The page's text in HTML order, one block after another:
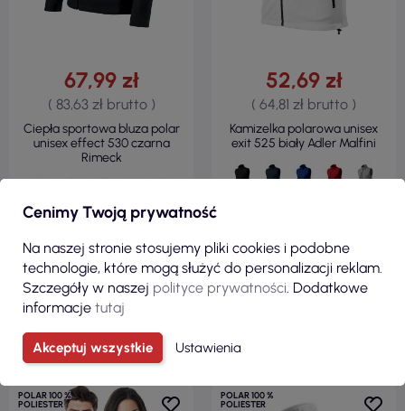
ZOBACZ
67,99 zł
( 83,63 zł brutto )
Ciepła sportowa bluza polar
unisex effect 530 czarna
Rimeck
52,69 zł
( 64,81 zł brutto )
Kamizelka polarowa unisex
exit 525 biały Adler Malfini
POLAR 100 %
POLIESTER
POLAR 100 %
POLIESTER
Cenimy Twoją prywatność
Na naszej stronie stosujemy pliki cookies i podobne
technologie, które mogą służyć do personalizacji reklam.
Szczegóły w naszej polityce prywatności . Dodatkowe
informacje tutaj
Akceptuj wszystkie Ustawienia